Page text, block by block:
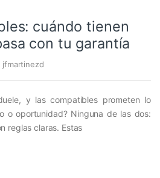
cuándo tienen
con tu garantía
jfmartinezd
y las compatibles prometen lo
o oportunidad? Ninguna de las dos:
reglas claras. Estas